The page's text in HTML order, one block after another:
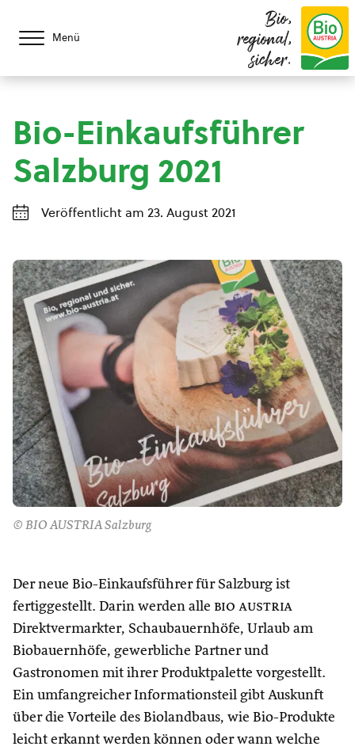
Menü
Bio,
regional,
sicher.
Bio-Einkaufsführer
Salzburg 2021
Veröffentlicht am 23. August 2021
© BIO AUSTRIA Salzburg
Der neue Bio-Einkaufsführer für Salzburg ist
fertiggestellt. Darin werden alle bio austria
Direktvermarkter, Schaubauernhöfe, Urlaub am
Biobauernhöfe, gewerbliche Partner und
Gastronomen mit ihrer Produktpalette vorgestellt.
Ein umfangreicher Informationsteil gibt Auskunft
über die Vorteile des Biolandbaus, wie Bio-Produkte
leicht erkannt werden können oder wann welche